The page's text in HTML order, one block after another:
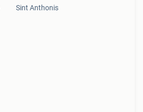
Sint Anthonis